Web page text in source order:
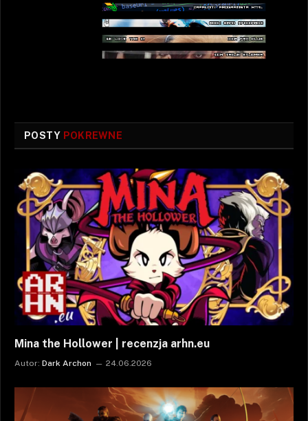
POSTY POKREWNE
Mina the Hollower | recenzja arhn.eu
Autor: Dark Archon 24.06.2026